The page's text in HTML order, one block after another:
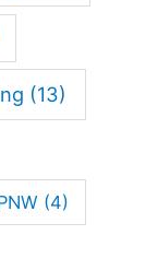
(13)
(4)